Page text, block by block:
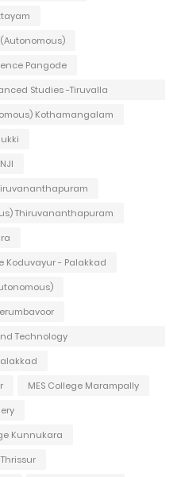
Pangode
Studies -Tiruvalla
Kothamangalam
Thiruvananthapuram
Koduvayur - Palakkad
Technology
MES College Marampally
Kunnukara